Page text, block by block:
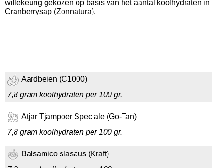
willekeurig gekozen op basis van het aantal koolhydraten in
Cranberrysap (Zonnatura).
Aardbeien (C1000)
7,8 gram koolhydraten per 100 gr.
Atjar Tjampoer Speciale (Go-Tan)
7,8 gram koolhydraten per 100 gr.
Balsamico slasaus (Kraft)